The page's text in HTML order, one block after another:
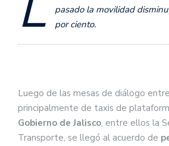
pasado la movilidad
por ciento.
Luego de las mesas de diálogo
principalmente de taxis de
Gobierno de Jalisco, entre ellos la
Transporte, se llegó al acuerdo de